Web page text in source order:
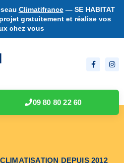
Climatifrance— SE HABITAT
gratuitement et réalise vos
chez vous
09 80 80 22 60
DEPUIS 2012